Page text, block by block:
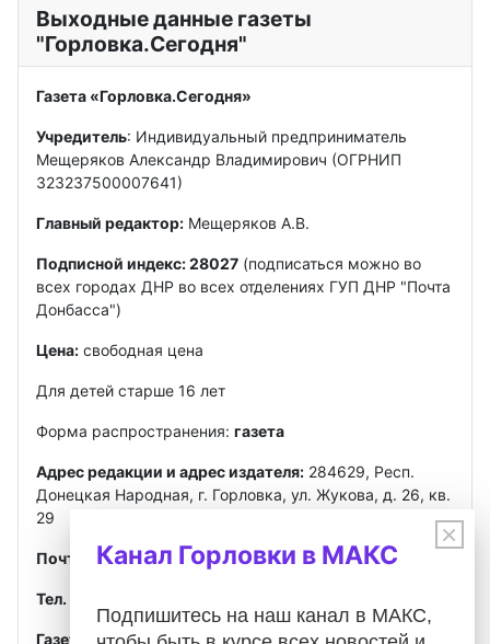
Выходные данные газеты
"Горловка.Сегодня"
Газета «Горловка.Сегодня»
Учредитель: Индивидуальный предприниматель
Мещеряков Александр Владимирович (ОГРНИП
323237500007641)
Главный редактор: Мещеряков А.В.
Подписной индекс: 28027 (подписаться можно во
всех городах ДНР во всех отделениях ГУП ДНР "Почта
Донбасса")
Цена: свободная цена
Для детей старше 16 лет
Форма распространения: газета
Адрес редакции и адрес издателя: 284629, Респ.
Донецкая Народная, г. Горловка, ул. Жукова, д. 26, кв.
29
Почта gorlovkasegodnya@ya.ru
Тел. ред.:
Газета зарегистрированаФедеральной службой по
×
Канал Горловки в МАКС
Подпишитесь на наш канал в МАКС,